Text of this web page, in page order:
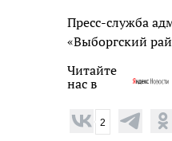
Пресс-служба
«Выборгский
Читайте
нас в
2